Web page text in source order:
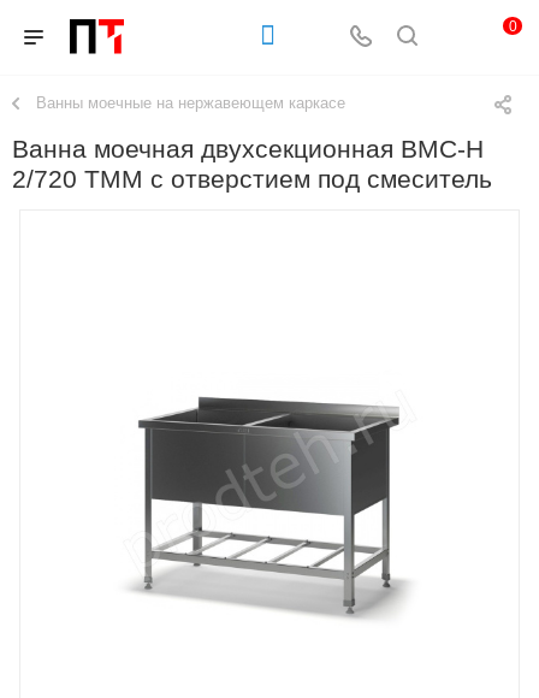
0
Ванны моечные на нержавеющем каркасе
Ванна моечная двухсекционная ВМС-Н
2/720 ТММ с отверстием под смеситель